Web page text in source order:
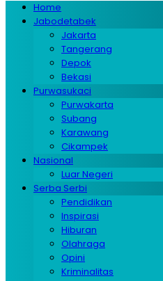
Home
Jabodetabek
Jakarta
Tangerang
Depok
Bekasi
Purwasukaci
Purwakarta
Subang
Karawang
Cikampek
Nasional
Luar Negeri
Serba Serbi
Pendidikan
Inspirasi
Hiburan
Olahraga
Opini
Kriminalitas